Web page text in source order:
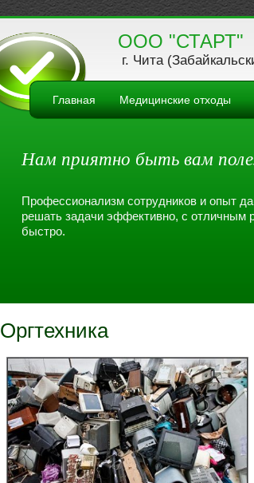
ООО "СТАРТ"
г. Чита
Нам приятно быть вам
Профессионализм сотрудников и опыт
решать задачи эффективно, с отличным
быстро.
Главная Медицинские отходы
Оргтехника